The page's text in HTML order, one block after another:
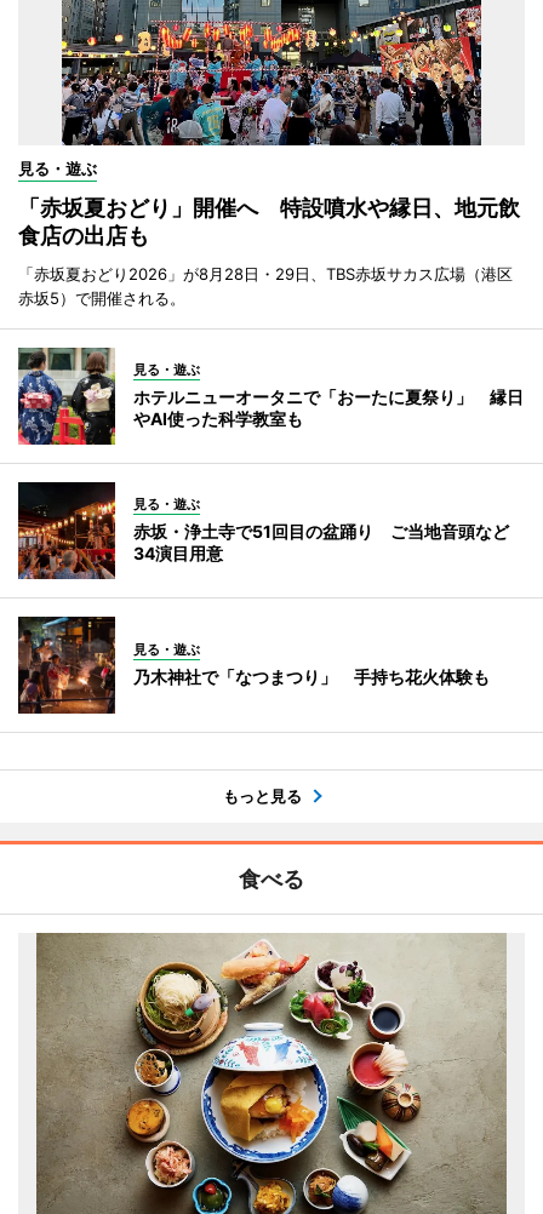
見る・遊ぶ
「赤坂夏おどり」開催へ 特設噴水や縁日、地元飲
食店の出店も
「赤坂夏おどり2026」が8月28日・29日、TBS赤坂サカス広場（港区
赤坂5）で開催される。
見る・遊ぶ
ホテルニューオータニで「おーたに夏祭り」 縁日
やAI使った科学教室も
見る・遊ぶ
赤坂・浄土寺で51回目の盆踊り ご当地音頭など
34演目用意
見る・遊ぶ
乃木神社で「なつまつり」 手持ち花火体験も
もっと見る
食べる